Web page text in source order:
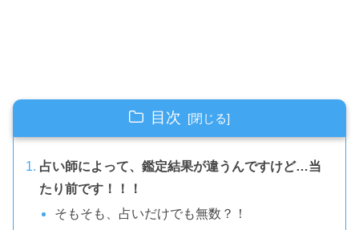
目次
占い師によって、鑑定結果が違うんですけど…当
たり前です！！！
そもそも、占いだけでも無数？！